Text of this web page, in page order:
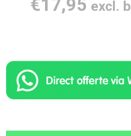
€17,95 excl.